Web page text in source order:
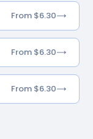
From $6.30
From $6.30
From $6.30